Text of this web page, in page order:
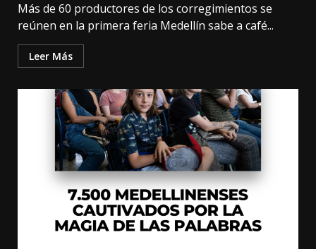
Más de 60 productores de los corregimientos se
reúnen en la primera feria Medellín sabe a café...
Leer Más